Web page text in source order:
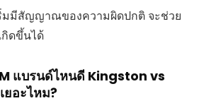
มมีสัญญาณของความผิดปกติ จะช่วย
ดขึ้นได้
แบรนด์ไหนดี Kingston vs
อะไหม?